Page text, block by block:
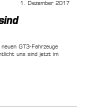
1. Dezember 2017
GT3-Fahrzeuge
uns sind jetzt im